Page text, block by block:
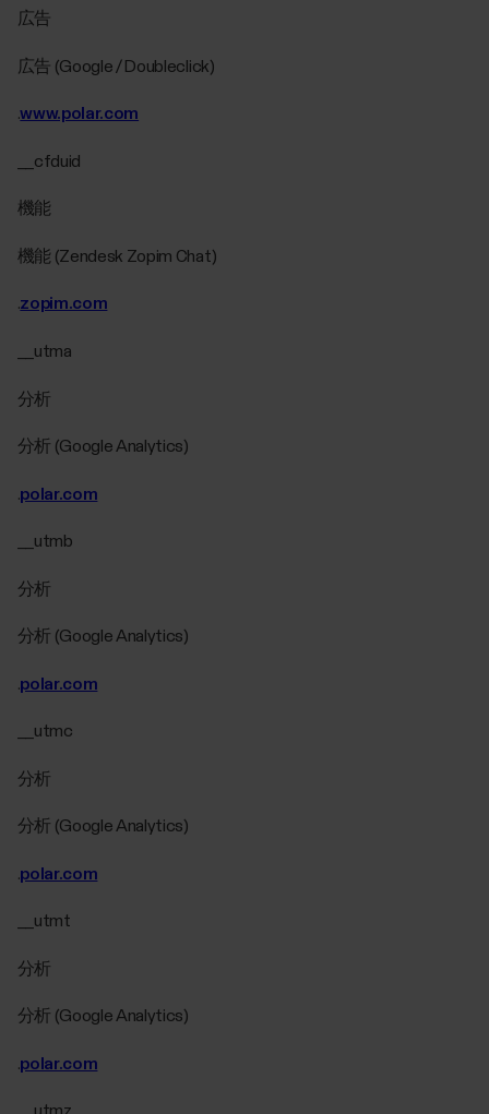
広告
広告 (Google / Doubleclick)
.www.polar.com
__cfduid
機能
機能 (Zendesk Zopim Chat)
.zopim.com
__utma
分析
分析 (Google Analytics)
.polar.com
__utmb
分析
分析 (Google Analytics)
.polar.com
__utmc
分析
分析 (Google Analytics)
.polar.com
__utmt
分析
分析 (Google Analytics)
.polar.com